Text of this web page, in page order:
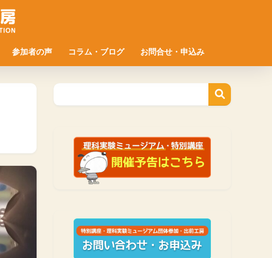
参加者の声 コラム・ブログ お問合せ・申込み